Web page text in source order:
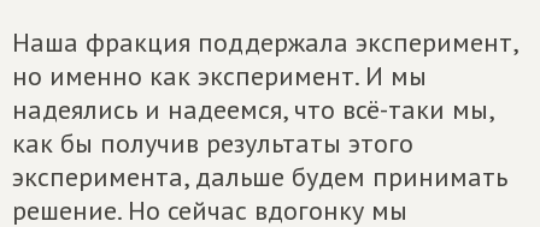
Наша фракция поддержала эксперимент,
но именно как эксперимент. И мы
надеялись и надеемся, что всё-таки мы,
как бы получив результаты этого
эксперимента, дальше будем принимать
решение. Но сейчас вдогонку мы